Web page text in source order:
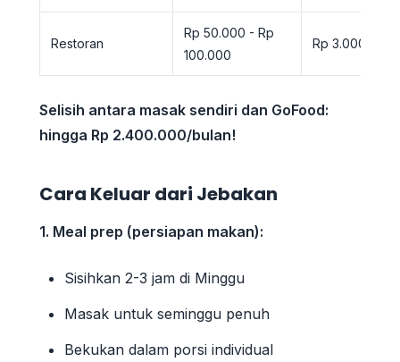
Restoran
Rp 50.000 - Rp
100.000
Rp 3.000.000
Selisih antara masak sendiri dan GoFood:
hingga Rp 2.400.000/bulan!
Cara Keluar dari Jebakan
1. Meal prep (persiapan makan):
Sisihkan 2-3 jam di Minggu
Masak untuk seminggu penuh
Bekukan dalam porsi individual